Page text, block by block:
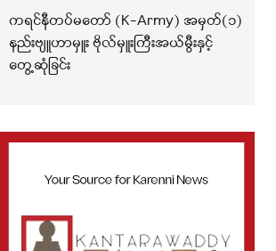
ကရင်နီတပ်မတော် (K-Army) အမှတ်(၁)
နည်းဗျူဟာမှူး ဗိုလ်မှူးကြီးအယ်မွီးနှင့်
တွေ့ဆုံခြင်း